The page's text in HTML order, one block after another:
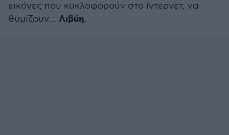
εικόνες που κυκλοφορούν στο ίντερνετ, να
θυμίζουν... Λιβύη.